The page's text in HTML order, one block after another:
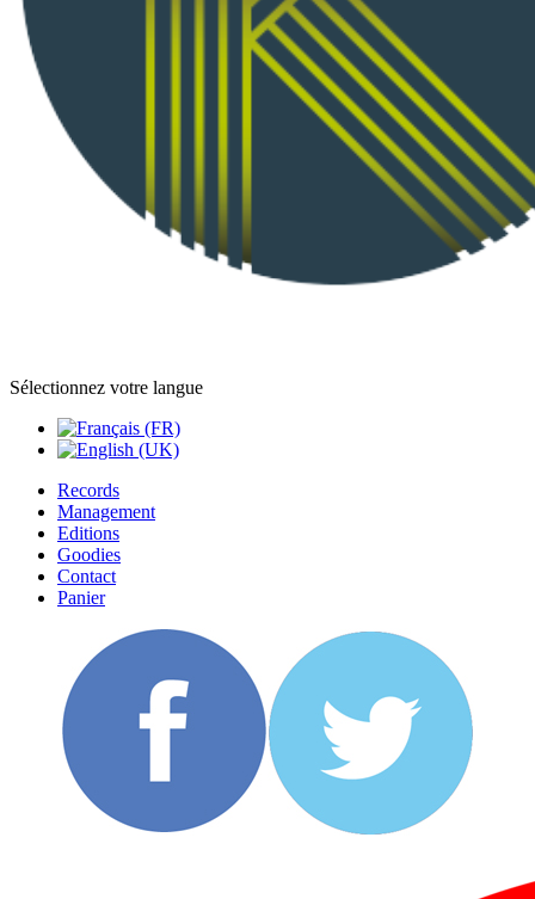
Sélectionnez votre langue
Records
Management
Editions
Goodies
Contact
Panier